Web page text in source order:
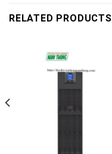
RELATED PRODUCTS